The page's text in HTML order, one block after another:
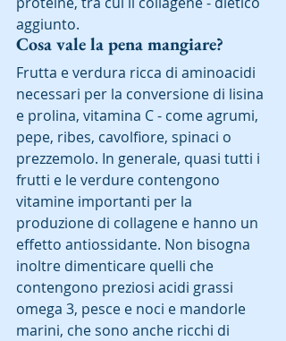
aggiunto.
Cosa vale la pena mangiare?
Frutta e verdura ricca di aminoacidi
necessari per la conversione di lisina
e prolina, vitamina C - come agrumi,
pepe, ribes, cavolfiore, spinaci o
prezzemolo. In generale, quasi tutti i
frutti e le verdure contengono
vitamine importanti per la
produzione di collagene e hanno un
effetto antiossidante. Non bisogna
inoltre dimenticare quelli che
contengono preziosi acidi grassi
omega 3, pesce e noci e mandorle
marini, che sono anche ricchi di